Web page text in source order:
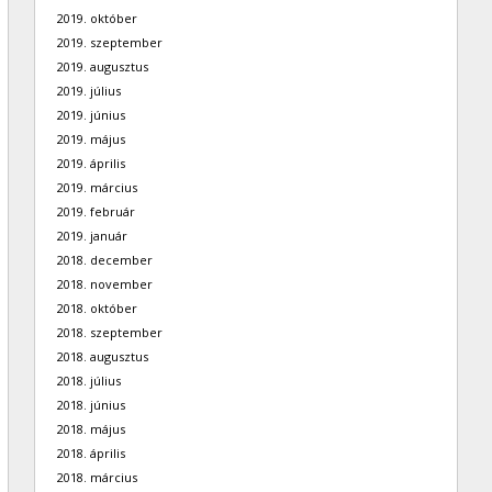
2019. október
2019. szeptember
2019. augusztus
2019. július
2019. június
2019. május
2019. április
2019. március
2019. február
2019. január
2018. december
2018. november
2018. október
2018. szeptember
2018. augusztus
2018. július
2018. június
2018. május
2018. április
2018. március